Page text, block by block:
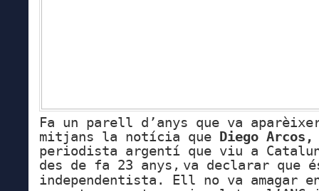
Fa un parell d’anys que va
mitjans la notícia que
Diego
periodista argentí que viu a
des de fa 23 anys, va declarar que
independentista.
Ell no va amagar